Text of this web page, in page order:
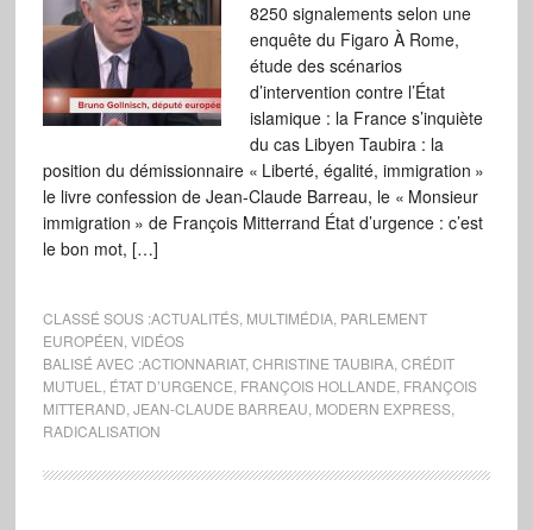
8250 signalements selon une
enquête du Figaro À Rome,
étude des scénarios
d’intervention contre l’État
islamique : la France s’inquiète
du cas Libyen Taubira : la
position du démissionnaire « Liberté, égalité, immigration »
le livre confession de Jean-Claude Barreau, le « Monsieur
immigration » de François Mitterrand État d’urgence : c’est
le bon mot, […]
CLASSÉ SOUS :ACTUALITÉS, MULTIMÉDIA, PARLEMENT
EUROPÉEN VIDÉOS
BALISÉ AVEC :ACTIONNARIAT, CHRISTINE TAUBIRA, CRÉDIT
MUTUEL
ÉTAT D’URGENCE FRANÇOIS HOLLANDE FRANÇOIS
MITTERAND JEAN-CLAUDE BARREAU MODERN EXPRESS,
RADICALISATION